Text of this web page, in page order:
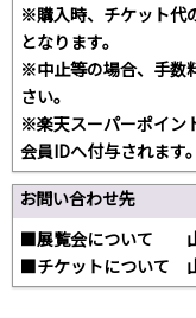
※購入時、チケット代
となります。
※中止等の場合、手数
さい。
※楽天スーパーポイン
会員IDへ付与されます。
お問い合わせ先
■展覧会について 山
■チケットについて